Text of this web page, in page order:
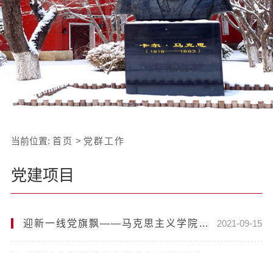
当前位置: 首页 > 党群工作
党建项目
2021-09-15
迎新一线党旗飘——马克思主义学院党员校园先锋岗在行动